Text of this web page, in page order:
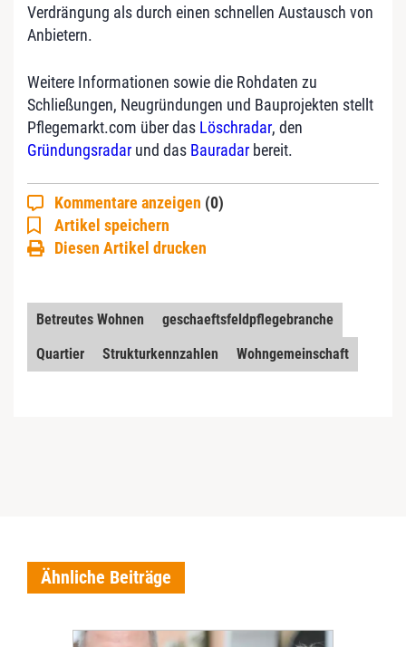
Verdrängung als durch einen schnellen Austausch von
Anbietern.
Weitere Informationen sowie die Rohdaten zu
Schließungen, Neugründungen und Bauprojekten stellt
Pflegemarkt.com über das Löschradar, den
Gründungsradar und das Bauradar bereit.
Kommentare anzeigen (0)
Artikel speichern
Diesen Artikel drucken
Betreutes Wohnen
geschaeftsfeldpflegebranche
Quartier
Strukturkennzahlen Wohngemeinschaft
Ähnliche Beiträge